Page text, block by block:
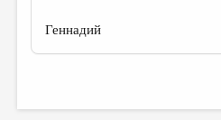
Геннадий